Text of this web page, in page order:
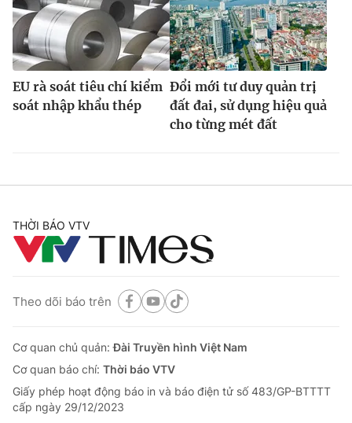
EU rà soát tiêu chí kiểm
soát nhập khẩu thép
Đổi mới tư duy quản trị
đất đai, sử dụng hiệu quả
cho từng mét đất
THỜI BÁO VTV
Theo dõi báo trên
Cơ quan chủ quản:Đài Truyền hình Việt Nam
Cơ quan báo chí: Thời báo VTV
Giấy phép hoạt động báo in và báo điện tử số 483/GP-BTTTT
cấp ngày 29/12/2023